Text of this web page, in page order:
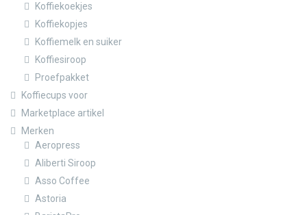
Koffiekoekjes
Koffiekopjes
Koffiemelk en suiker
Koffiesiroop
Proefpakket
Koffiecups voor
Marketplace artikel
Merken
Aeropress
Aliberti Siroop
Asso Coffee
Astoria